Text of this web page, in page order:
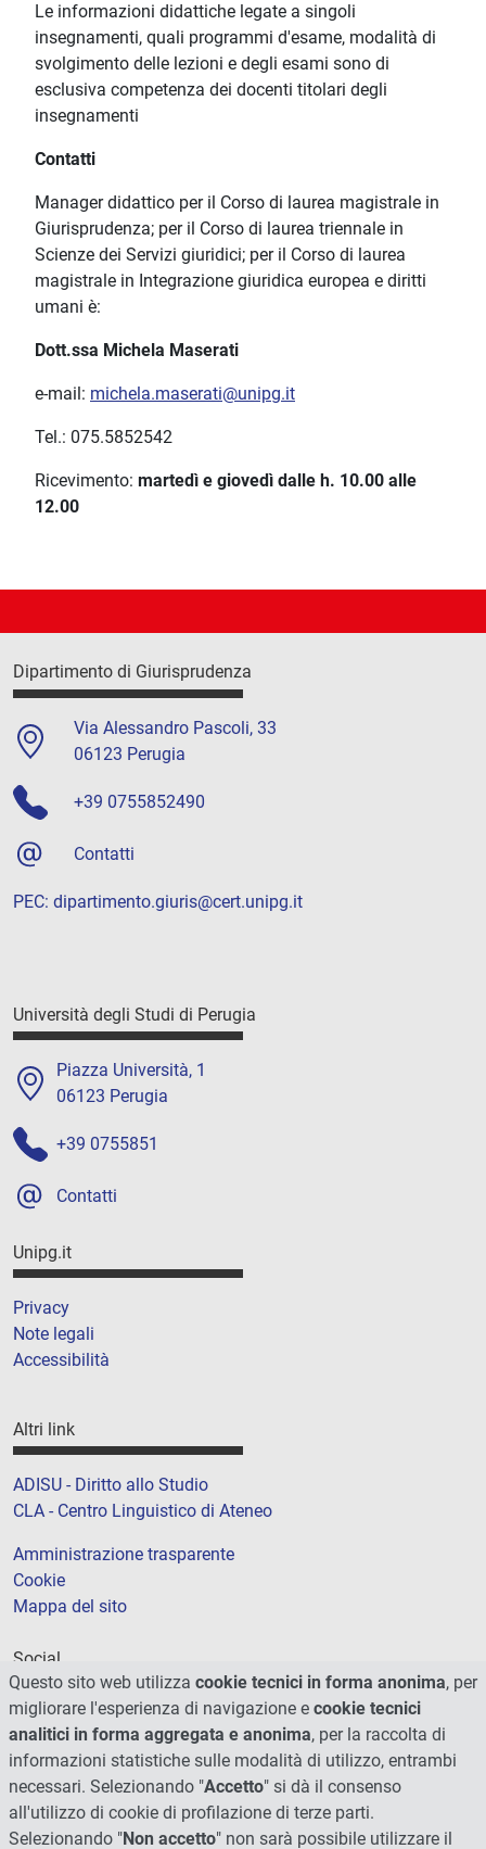
Le informazioni didattiche legate a singoli
insegnamenti, quali programmi d'esame, modalità di
svolgimento delle lezioni e degli esami sono di
esclusiva competenza dei docenti titolari degli
insegnamenti
Contatti
Manager didattico per il Corso di laurea magistrale in
Giurisprudenza; per il Corso di laurea triennale in
Scienze dei Servizi giuridici; per il Corso di laurea
magistrale in Integrazione giuridica europea e diritti
umani è:
Dott.ssa Michela Maserati
e-mail: michela.maserati@unipg.it
Tel.: 075.5852542
Ricevimento: martedì e giovedì dalle h. 10.00 alle
12.00
Dipartimento di Giurisprudenza
Via Alessandro Pascoli, 33
06123 Perugia
+39 0755852490
Contatti
PEC: dipartimento.giuris@cert.unipg.it
Università degli Studi di Perugia
Piazza Università, 1
06123 Perugia
+39 0755851
Contatti
Unipg.it
Privacy
Note legali
Accessibilità
Altri link
ADISU - Diritto allo Studio
CLA - Centro Linguistico di Ateneo
Amministrazione trasparente
Cookie
Mappa del sito
Social
Questo sito web utilizza cookie tecnici in forma anonima, per
migliorare l'esperienza di navigazione e cookie tecnici
analitici in forma aggregata e anonima, per la raccolta di
informazioni statistiche sulle modalità di utilizzo, entrambi
necessari. Selezionando "Accetto" si dà il consenso
all'utilizzo di cookie di profilazione di terze parti.
Selezionando "Non accetto" non sarà possibile utilizzare il